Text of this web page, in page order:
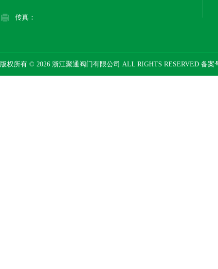
传真：
版权所有 © 2026 浙江聚通阀门有限公司 ALL RIGHTS RESERVED 备案